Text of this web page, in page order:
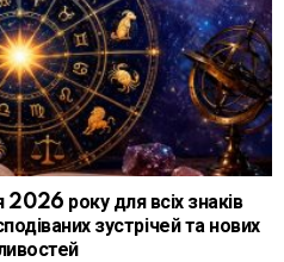
року для всіх знаків
зустрічей та нових